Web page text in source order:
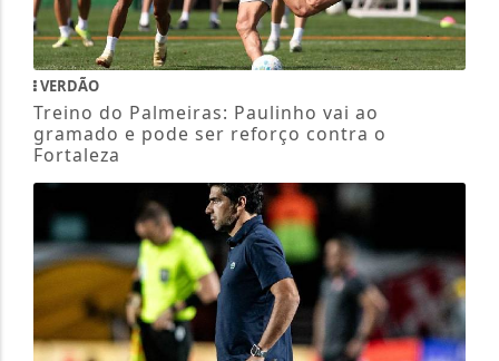
VERDÃO
Treino do Palmeiras: Paulinho vai ao
gramado e pode ser reforço contra o
Fortaleza